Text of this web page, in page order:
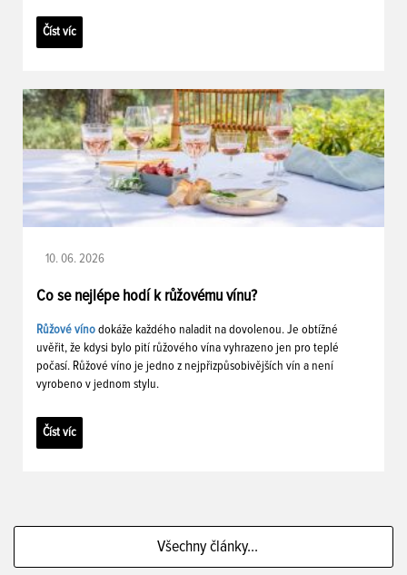
Číst víc
10. 06. 2026
Co se nejlépe hodí k růžovému vínu?
Růžové víno dokáže každého naladit na dovolenou. Je obtížné
uvěřit, že kdysi bylo pití růžového vína vyhrazeno jen pro teplé
počasí. Růžové víno je jedno z nejpřizpůsobivějších vín a není
vyrobeno v jednom stylu.
Číst víc
Všechny články...